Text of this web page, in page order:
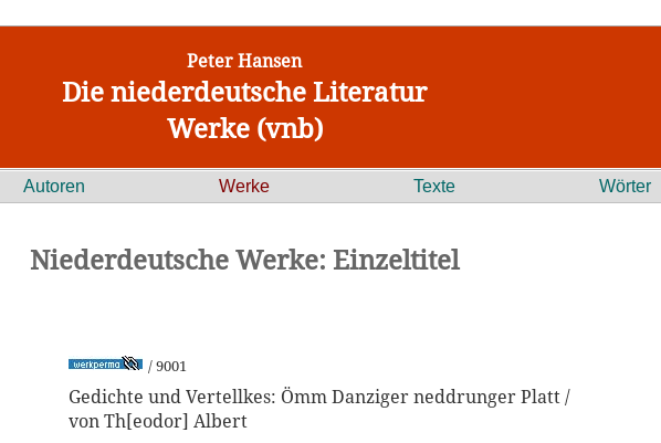
Peter Hansen
Die niederdeutsche Literatur
Werke (vnb)
Autoren Werke Texte Wörter
Niederdeutsche Werke: Einzeltitel
/ 9001
Gedichte und Vertellkes: Ömm Danziger neddrunger Platt /
von Th[eodor] Albert